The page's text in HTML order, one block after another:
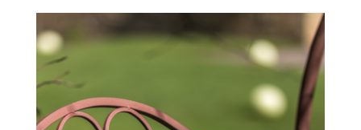
N'HÉSITEZ